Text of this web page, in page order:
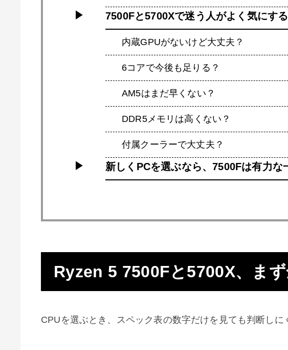
7500Fと5700Xで迷う人がよく気にす
内蔵GPUがないけど大丈夫？
6コアで今後も足りる？
AM5はまだ早くない？
DDR5メモリは高くない？
付属クーラーで大丈夫？
新しくPCを選ぶなら、7500Fは有力な
Ryzen 5 7500Fと5700X、ま
CPUを選ぶとき、スペック表の数字だけを見ても判断しに